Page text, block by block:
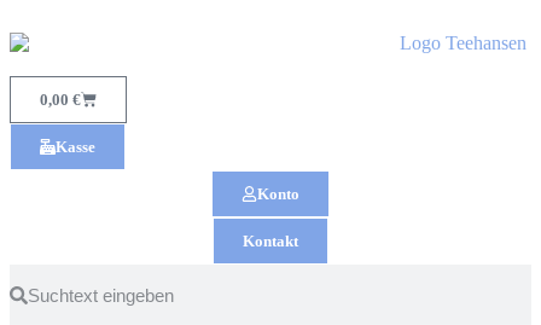
0,00 €
Kasse
Konto
Kontakt